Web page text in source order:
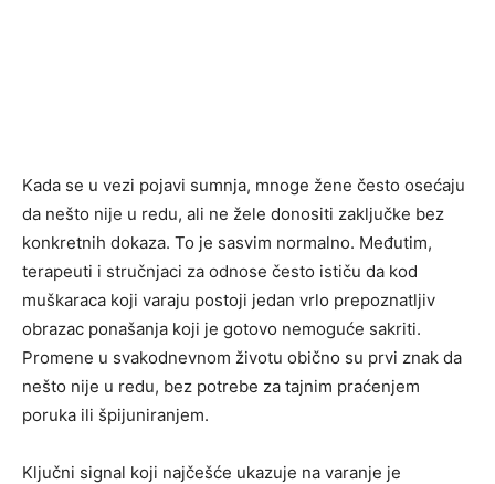
Kada se u vezi pojavi sumnja, mnoge žene često osećaju
da nešto nije u redu, ali ne žele donositi zaključke bez
konkretnih dokaza. To je sasvim normalno. Međutim,
terapeuti i stručnjaci za odnose često ističu da kod
muškaraca koji varaju postoji jedan vrlo prepoznatljiv
obrazac ponašanja koji je gotovo nemoguće sakriti.
Promene u svakodnevnom životu obično su prvi znak da
nešto nije u redu, bez potrebe za tajnim praćenjem
poruka ili špijuniranjem.
Ključni signal koji najčešće ukazuje na varanje je